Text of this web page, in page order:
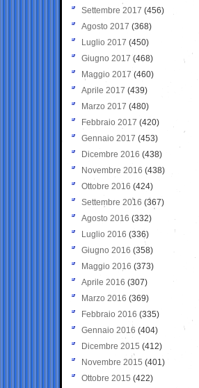
Settembre 2017 (456)
Agosto 2017 (368)
Luglio 2017 (450)
Giugno 2017 (468)
Maggio 2017 (460)
Aprile 2017 (439)
Marzo 2017 (480)
Febbraio 2017 (420)
Gennaio 2017 (453)
Dicembre 2016 (438)
Novembre 2016 (438)
Ottobre 2016 (424)
Settembre 2016 (367)
Agosto 2016 (332)
Luglio 2016 (336)
Giugno 2016 (358)
Maggio 2016 (373)
Aprile 2016 (307)
Marzo 2016 (369)
Febbraio 2016 (335)
Gennaio 2016 (404)
Dicembre 2015 (412)
Novembre 2015 (401)
Ottobre 2015 (422)